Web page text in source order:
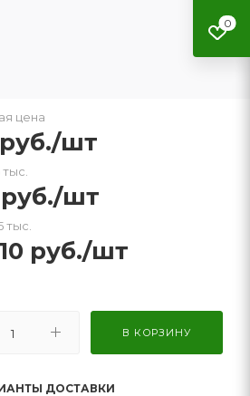
цена
руб./шт
руб./шт
тыс.
руб./шт
В КОРЗИНУ
ДОСТАВКИ
0